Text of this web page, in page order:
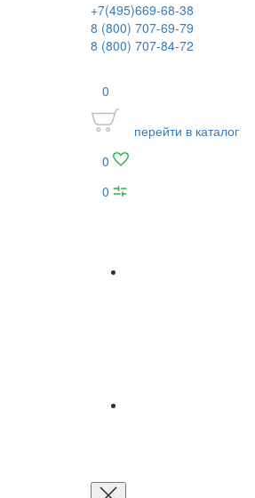
+7(495)669-68-38
8 (800) 707-69-79
8 (800) 707-84-72
0
перейти в каталог
0
0